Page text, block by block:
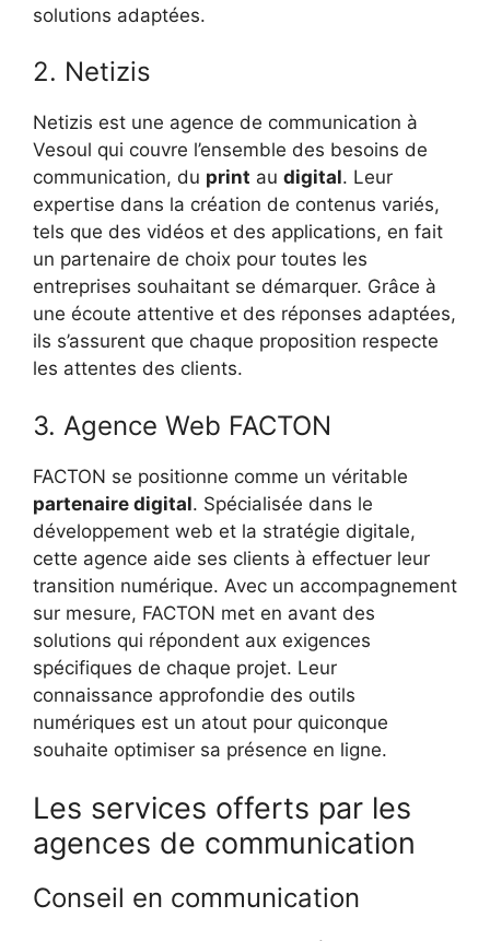
solutions adaptées.
2. Netizis
Netizis est une agence de communication à
Vesoul qui couvre l’ensemble des besoins de
communication, du print au digital. Leur
expertise dans la création de contenus variés,
tels que des vidéos et des applications, en fait
un partenaire de choix pour toutes les
entreprises souhaitant se démarquer. Grâce à
une écoute attentive et des réponses adaptées,
ils s’assurent que chaque proposition respecte
les attentes des clients.
3. Agence Web FACTON
FACTON se positionne comme un véritable
partenaire digital. Spécialisée dans le
développement web et la stratégie digitale,
cette agence aide ses clients à effectuer leur
transition numérique. Avec un accompagnement
sur mesure, FACTON met en avant des
solutions qui répondent aux exigences
spécifiques de chaque projet. Leur
connaissance approfondie des outils
numériques est un atout pour quiconque
souhaite optimiser sa présence en ligne.
Les services offerts par les
agences de communication
Conseil en communication